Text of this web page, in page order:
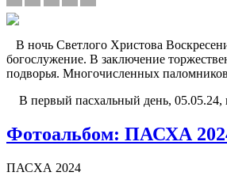
В ночь Светлого Христова
богослужение. В заключение
подворья. Многочисленных паломников
В первый пасхальный день, 05.05.24,
Фотоальбом: ПАСХА
ПАСХА 2024